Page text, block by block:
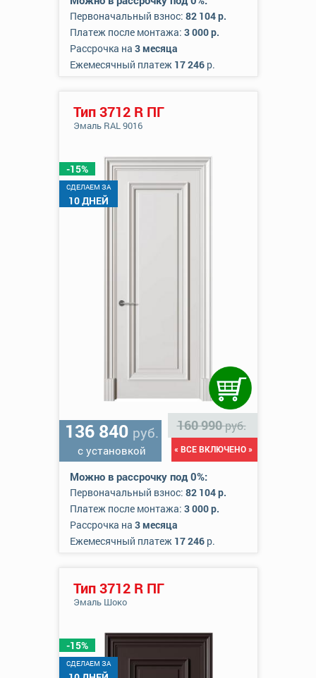
Первоначальный взнос: 82 104 р.
Платеж после монтажа: 3 000 р.
Рассрочка на 3 месяца
Ежемесячный платеж 17 246р.
-15%
CДЕЛАЕМ ЗА
10 ДНЕЙ
Тип 3712 R ПГ
Эмаль RAL 9016
136 840 руб.
с установкой
160 990руб.
« ВСЕ ВКЛЮЧЕНО »
Можно в рассрочку под 0%:
Первоначальный взнос: 82 104 р.
Платеж после монтажа: 3 000 р.
Рассрочка на 3 месяца
Ежемесячный платеж 17 246р.
-15%
CДЕЛАЕМ ЗА
Тип 3712 R ПГ
Эмаль Шоко